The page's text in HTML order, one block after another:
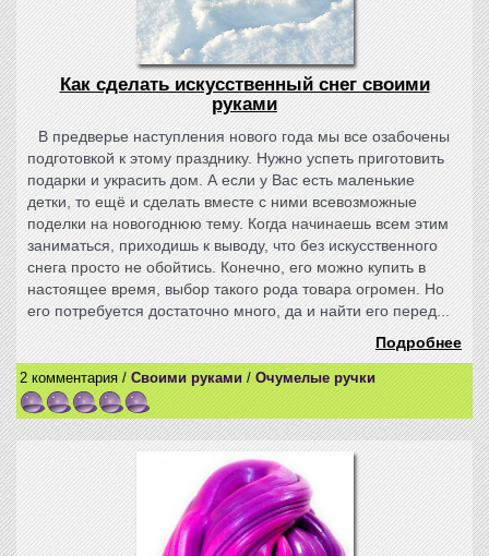
Как сделать искусственный снег своими
руками
В предверье наступления нового года мы все озабочены
подготовкой к этому празднику. Нужно успеть приготовить
подарки и украсить дом. А если у Вас есть маленькие
детки, то ещё и сделать вместе с ними всевозможные
поделки на новогоднюю тему. Когда начинаешь всем этим
заниматься, приходишь к выводу, что без искусственного
снега просто не обойтись. Конечно, его можно купить в
настоящее время, выбор такого рода товара огромен. Но
его потребуется достаточно много, да и найти его перед...
Подробнее
2 комментария / Своими руками / Очумелые ручки